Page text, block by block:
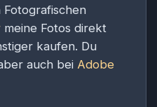
Fotografischen
meine Fotos direkt
kaufen. Du
auch bei Adobe